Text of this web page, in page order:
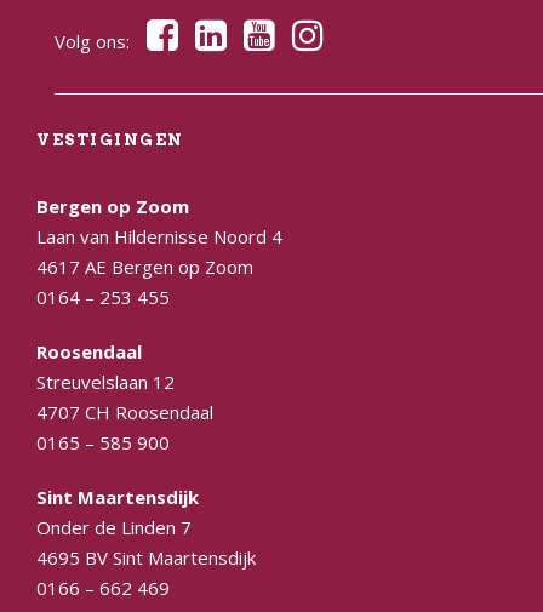
Volg ons:
VESTIGINGEN
Bergen op Zoom
Laan van Hildernisse Noord 4
4617 AE Bergen op Zoom
0164 – 253 455
Roosendaal
Streuvelslaan 12
4707 CH Roosendaal
0165 – 585 900
Sint Maartensdijk
Onder de Linden 7
4695 BV Sint Maartensdijk
0166 – 662 469